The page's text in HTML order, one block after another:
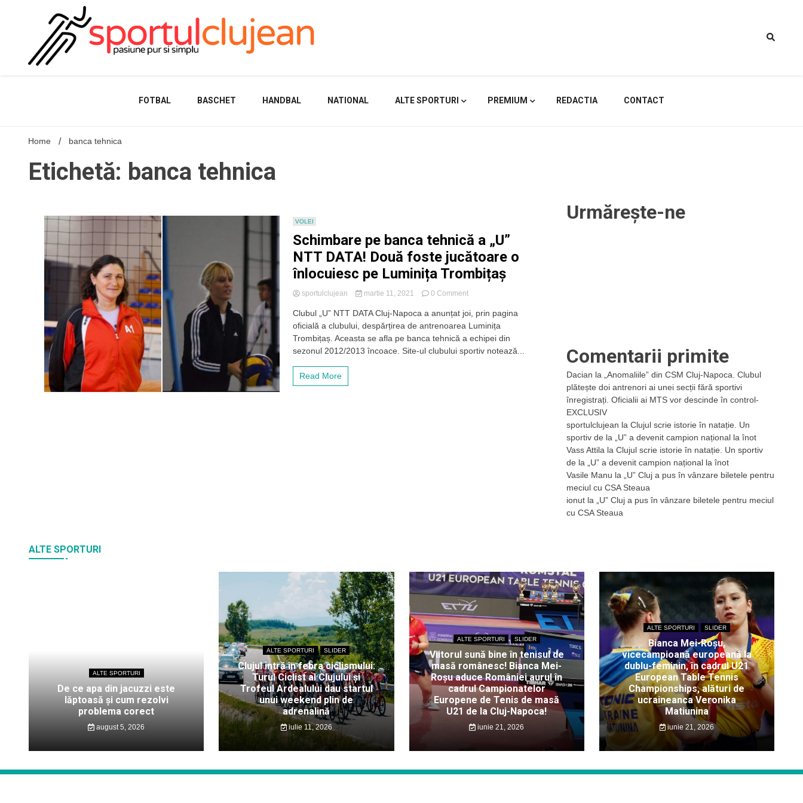
FOTBAL BASCHET HANDBAL NATIONAL ALTE SPORTURI PREMIUM REDACTIA CONTACT
Home banca tehnica
Etichetă: banca tehnica
VOLEI
Schimbare pe banca tehnică a „U”
NTT DATA! Două foste jucătoare o
înlocuiesc pe Luminița Trombițaș
sportulclujean martie 11, 2021 0 Commenton
pe
banca
tehnică
Clubul „U” NTT DATA Cluj-Napoca a anunțat joi, prin pagina
oficială a clubului, despărțirea de antrenoarea Luminița
Trombițaș. Aceasta se afla pe banca tehnică a echipei din
sezonul 2012/2013 încoace. Site-ul clubului sportiv notează...
Read More
Urmărește-ne
Comentarii primite
Dacian la
„Anomaliile” din CSM Cluj-Napoca. Clubul
plătește doi antrenori ai unei secții fără sportivi
înregistrați. Oficialii ai MTS vor descinde în control-
EXCLUSIV
sportulclujean la Clujul scrie istorie în natație. Un
sportiv de la „U” a devenit campion național la înot
Vass Attila la Clujul scrie istorie în natație. Un sportiv
de la „U” a devenit campion național la înot
Vasile Manu la
„U” Cluj a pus în vânzare biletele pentru
meciul cu CSA Steaua
ionut la
„U” Cluj a pus în vânzare biletele pentru meciul
cu CSA Steaua
ALTE SPORTURI
ALTE SPORTURI
De ce apa din jacuzzi este
lăptoasă și cum rezolvi
problema corect
august 5, 2026
ALTE SPORTURI SLIDER
Clujul intră în febra ciclismului:
Turul Ciclist al Clujului și
Trofeul Ardealului dau startul
unui weekend plin de
adrenalină
iulie 11, 2026
ALTE SPORTURI SLIDER
Viitorul sună bine în tenisul de
masă românesc! Bianca Mei-
Roșu aduce României aurul în
cadrul Campionatelor
Europene de Tenis de masă
U21 de la Cluj-Napoca!
iunie 21, 2026
ALTE SPORTURI SLIDER
Bianca Mei-Roșu,
vicecampioană europeană la
dublu-feminin, în cadrul U21
European Table Tennis
Championships, alături de
ucraineanca Veronika
Matiunina
iunie 21, 2026